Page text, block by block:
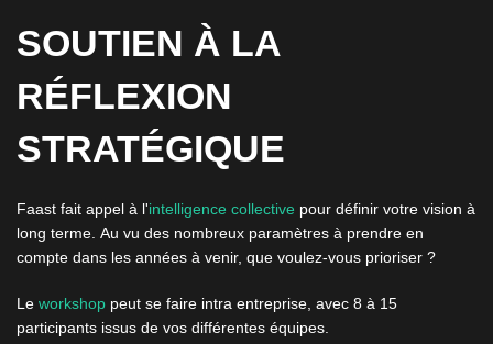
SOUTIEN À LA
RÉFLEXION
STRATÉGIQUE
Faast fait appel à l'intelligence collective pour définir votre vision à
long terme. Au vu des nombreux paramètres à prendre en
compte dans les années à venir, que voulez-vous prioriser ?
Le workshop peut se faire intra entreprise, avec 8 à 15
participants issus de vos différentes équipes.